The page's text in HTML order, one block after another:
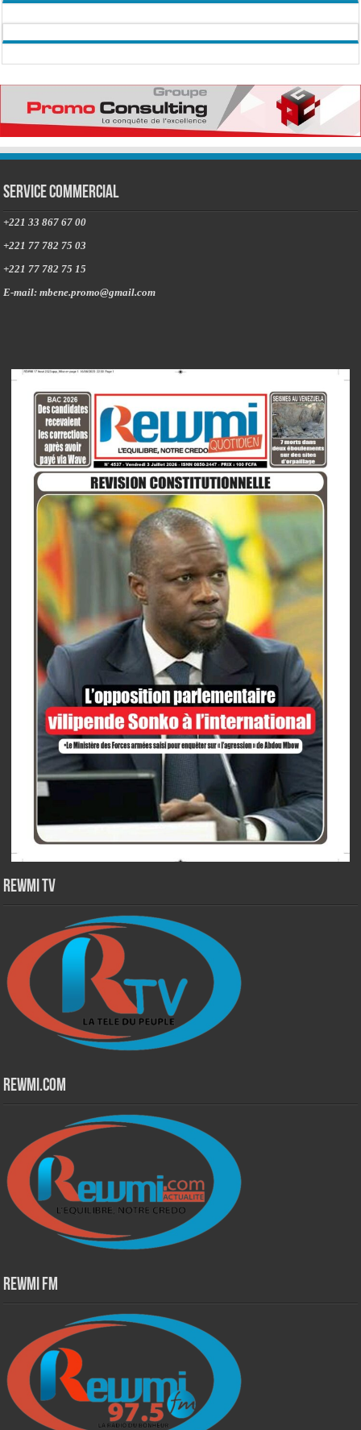
Service commercial
+221 33 867 67 00
+221 77 782 75 03
+221 77 782 75 15
E-mail: mbene.promo@gmail.com
Rewmi TV
Rewmi.Com
Rewmi Fm